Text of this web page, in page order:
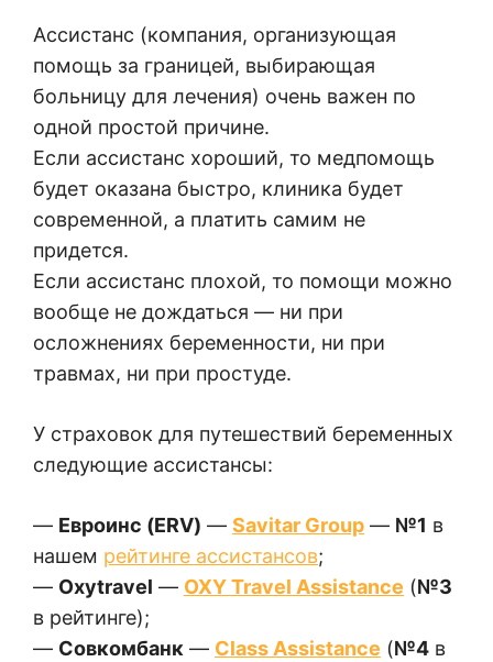
Ассистанс (компания, организующая
помощь за границей, выбирающая
больницу для лечения) очень важен по
одной простой причине.
Если ассистанс хороший, то медпомощь
будет оказана быстро, клиника будет
современной, а платить самим не
придется.
Если ассистанс плохой, то помощи можно
вообще не дождаться — ни при
осложнениях беременности, ни при
травмах, ни при простуде.
У страховок для путешествий беременных
следующие ассистансы:
— Евроинс (ERV) — Savitar Group — №1 в
нашем рейтинге ассистансов;
— Oxytravel — OXY Travel Assistance (№3
в рейтинге);
— Совкомбанк — Class Assistance (№4 в